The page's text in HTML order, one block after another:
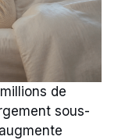
de
sous-